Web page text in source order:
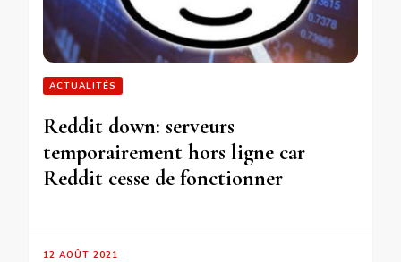
ACTUALITÉS
Reddit down: serveurs
temporairement hors ligne car
Reddit cesse de fonctionner
12 AOÛT 2021